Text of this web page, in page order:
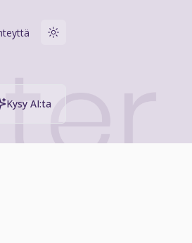
Kysy AI:ta